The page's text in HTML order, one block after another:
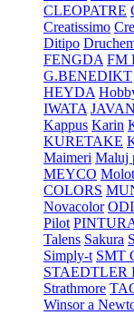
CLEOPATRE
Creatissimo
Ditipo
FENGDA FM
G.BENEDIKT
HEYDA
IWATA
Kappus Karin
KURETAKE
Maimeri Maluj
MEYCO
COLORS
Novacolor
Pilot
Talens Sakura
Simply-t SMT
STAEDTLER
Strathmore
Winsor a